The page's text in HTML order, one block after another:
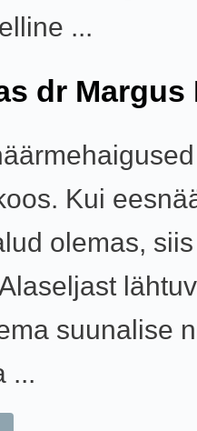
...
dr Margus
Kui
olemas,
suunalise
...